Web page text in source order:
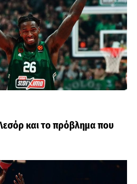
και το πρόβλημα που